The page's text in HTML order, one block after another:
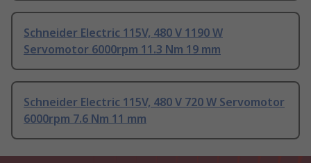
Schneider Electric 115V, 480 V 1190 W
Servomotor 6000rpm 11.3 Nm 19 mm
Schneider Electric 115V, 480 V 720 W Servomotor
6000rpm 7.6 Nm 11 mm